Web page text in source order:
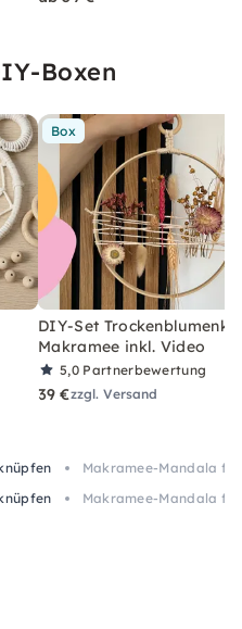
Boxen
Box
DIY-Set
Makramee inkl. Video
5,0 Partnerbewertung
39 €zzgl. Versand
Makramee-Mandala
Makramee-Mandala